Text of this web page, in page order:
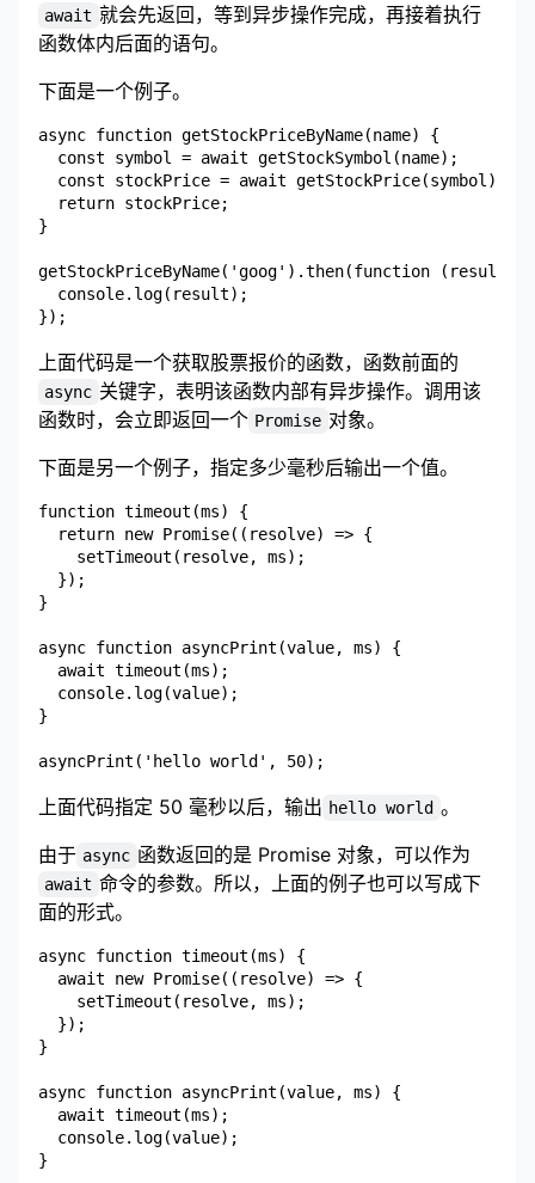
await 就会先返回，等到异步操作完成，再接着执行
函数体内后面的语句。
下面是一个例子。
async function getStockPriceByName(name) {
  const symbol = await getStockSymbol(name);
  const stockPrice = await getStockPrice(symbol);
  return stockPrice;
}
getStockPriceByName('goog').then(function (result) {
  console.log(result);
上面代码是一个获取股票报价的函数，函数前面的
async 关键字，表明该函数内部有异步操作。调用该
函数时，会立即返回一个 Promise 对象。
下面是另一个例子，指定多少毫秒后输出一个值。
function timeout(ms) {
  return new Promise((resolve) => {
    setTimeout(resolve, ms);
  });
}
async function asyncPrint(value, ms) {
  await timeout(ms);
  console.log(value);
}
上面代码指定 50 毫秒以后，输出 hello world 。
由于 async 函数返回的是 Promise 对象，可以作为
await 命令的参数。所以，上面的例子也可以写成下
面的形式。
async function timeout(ms) {
  await new Promise((resolve) => {
    setTimeout(resolve, ms);
  });
}
async function asyncPrint(value, ms) {
  await timeout(ms);
  console.log(value);
}